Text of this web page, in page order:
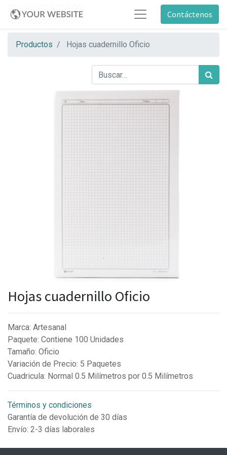
Contáctenos
Productos Hojas cuadernillo Oficio
Hojas cuadernillo Oficio
Marca: Artesanal
Paquete: Contiene 100 Unidades
Tamaño: Oficio
Variación de Precio: 5 Paquetes
Cuadricula: Normal 0.5 Milímetros por 0.5 Milímetros
Términos y condiciones
Garantía de devolución de 30 días
Envío: 2-3 días laborales